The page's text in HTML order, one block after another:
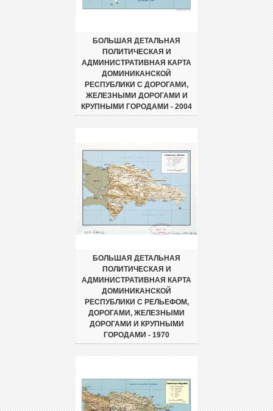
БОЛЬШАЯ ДЕТАЛЬНАЯ
ПОЛИТИЧЕСКАЯ И
АДМИНИСТРАТИВНАЯ КАРТА
ДОМИНИКАНСКОЙ
РЕСПУБЛИКИ С ДОРОГАМИ,
ЖЕЛЕЗНЫМИ ДОРОГАМИ И
КРУПНЫМИ ГОРОДАМИ - 2004
БОЛЬШАЯ ДЕТАЛЬНАЯ
ПОЛИТИЧЕСКАЯ И
АДМИНИСТРАТИВНАЯ КАРТА
ДОМИНИКАНСКОЙ
РЕСПУБЛИКИ С РЕЛЬЕФОМ,
ДОРОГАМИ, ЖЕЛЕЗНЫМИ
ДОРОГАМИ И КРУПНЫМИ
ГОРОДАМИ - 1970